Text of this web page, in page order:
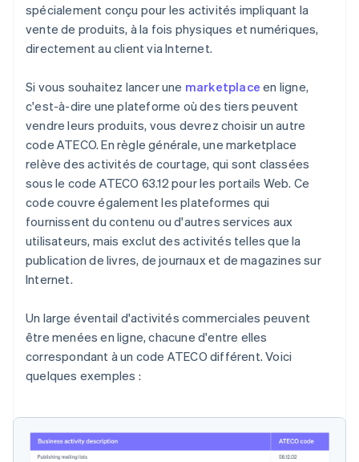
spécialement conçu pour les activités impliquant la
vente de produits, à la fois physiques et numériques,
directement au client via Internet.
Si vous souhaitez lancer une marketplace en ligne,
c'est-à-dire une plateforme où des tiers peuvent
vendre leurs produits, vous devrez choisir un autre
code ATECO. En règle générale, une marketplace
relève des activités de courtage, qui sont classées
sous le code ATECO 63.12 pour les portails Web. Ce
code couvre également les plateformes qui
fournissent du contenu ou d'autres services aux
utilisateurs, mais exclut des activités telles que la
publication de livres, de journaux et de magazines sur
Internet.
Un large éventail d'activités commerciales peuvent
être menées en ligne, chacune d'entre elles
correspondant à un code ATECO différent. Voici
quelques exemples :